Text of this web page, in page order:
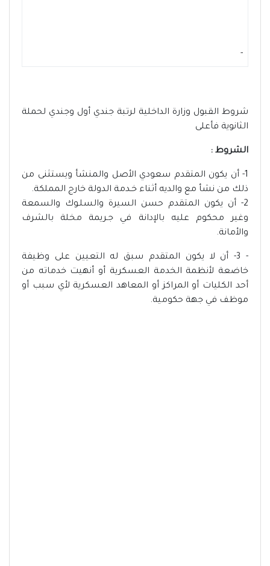
-
شروط القبول وزارة الداخلية لرتبة جندي أول وجندي لحملة
الثانوية فأعلى
الشروط :
1- أن يكون المتقدم سعودي الأصل والمنشأ ويستثنى من
ذلك من نشأ مع والديه أثناء خـدمة الدولة خارج المملكة.
2- أن يكون المتقدم حسن السيرة والسلـوك والسمعة
وغير محكوم عليه بالإدانة في جـريمة مخلة بالشرف
والأمانة.
- 3- أن لا يكون المتقدم سبق له التعيين على وظيفة
خاضعة لأنظمة الخدمة العسكرية أو أنهيت خدماته من
أحد الكليات أو المراكز أو المعاهد العسكرية لأي سبب أو
موظف في جهة حكومية.